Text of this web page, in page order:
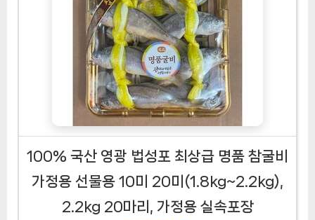
100% 국산 영광 법성포 최상급 명품 참굴비
가정용 선물용 10미 20미(1.8kg~2.2kg),
2.2kg 20마리, 가정용 실속포장